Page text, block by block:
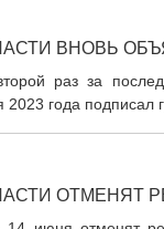
ВНОВЬ
раз за
года подписал
ОТМЕНЯТ